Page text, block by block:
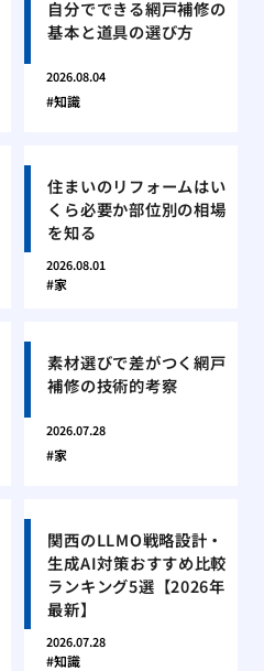
自分でできる網戸補修の
基本と道具の選び方
2026.08.04
知識
住まいのリフォームはい
くら必要か部位別の相場
を知る
2026.08.01
家
素材選びで差がつく網戸
補修の技術的考察
2026.07.28
家
関西のLLMO戦略設計・
生成AI対策おすすめ比較
ランキング5選【2026年
最新】
2026.07.28
知識